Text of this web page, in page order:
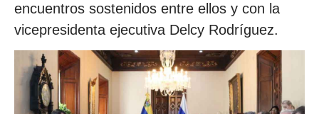
encuentros sostenidos entre ellos y con la
vicepresidenta ejecutiva Delcy Rodríguez.